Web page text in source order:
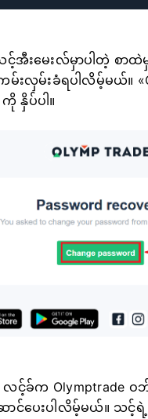
အီးမေးလ်မှာပါတဲ့ စာထဲ
မ်းလှမ်းခံရပါလိမ့်မယ်။
ကို နှိပ်ပါ။
လင့်ခ်က Olymptrade
င်ပေးပါလိမ့်မယ်။ သင့်